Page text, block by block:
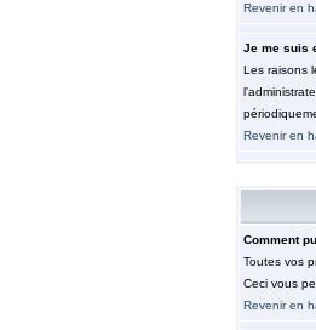
Revenir en
Je me suis
Les raisons
Revenir en
Comment
Toutes vos
Ceci vous
Revenir en